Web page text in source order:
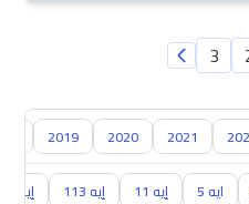
3
2021
2020
2019
ايه 5 إيه 11 إيه 113 إيه 213